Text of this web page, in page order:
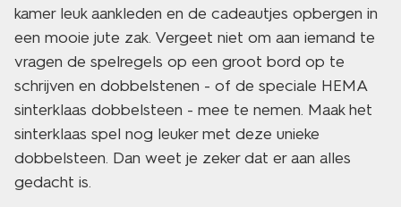
kamer leuk aankleden en de cadeautjes opbergen in
een mooie jute zak. Vergeet niet om aan iemand te
vragen de spelregels op een groot bord op te
schrijven en dobbelstenen - of de speciale HEMA
sinterklaas dobbelsteen - mee te nemen. Maak het
sinterklaas spel nog leuker met deze unieke
dobbelsteen. Dan weet je zeker dat er aan alles
gedacht is.